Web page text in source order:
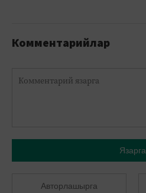
Комментарийлар
Язарга
Авторлашырга